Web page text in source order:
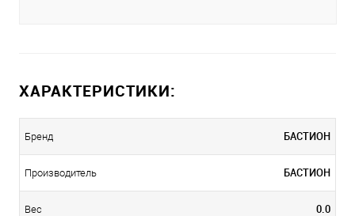
ХАРАКТЕРИСТИКИ:
Бренд БАСТИОН
Производитель БАСТИОН
Вес 0.0